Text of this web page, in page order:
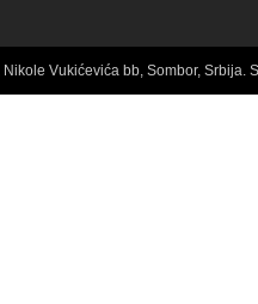
Vukićevića bb, Sombor, Srbija.